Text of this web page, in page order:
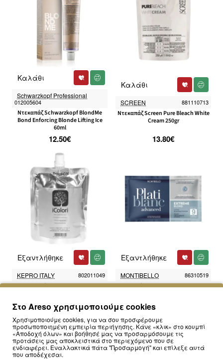
Schwarzkopf Professional
012005604
Ντεκαπάζ Schwarzkopf BlondMe
Bond Enforcing Blonde Lifting Ice
60ml
12.50€
Καλάθι
SCREEN 881110713
Ντεκαπάζ Screen Pure Bleach White
Cream 250gr
13.80€
Καλάθι
KEPRO ITALY 802011049
Ντεκαπάζ Kepro iColori Blue
9.70€
Εξαντλήθηκε
MONTIBELLO 86310519
Ντεκαπάζ PLATIBLANC ADVANCED
2.90€
Εξαντλήθηκε
Εμφάνιση 1 έως 4 από 4 (1 Σελ.)
Στο Areso χρησιμοποιούμε cookies
Χρησιμοποιούμε cookies, για να σου προσφέρουμε
προσωποποιημένη εμπειρία περιήγησης. Κάνε «κλικ» στο κουμπί
«Αποδοχή όλων» και βοήθησέ μας να προσαρμόσουμε τις
προτάσεις μας αποκλειστικά στο περιεχόμενο που σε
ενδιαφέρει. Εναλλακτικά πάτα "Προσαρμογή" και επίλεξε αυτά
που αποδέχεσαι.